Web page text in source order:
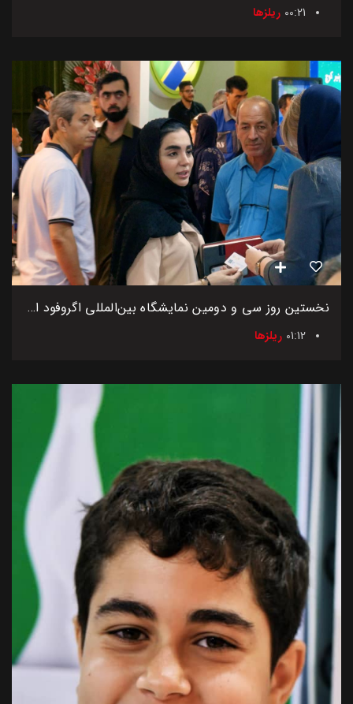
00:21 ریلزها
نخستین روز سی و دومین نمایشگاه بین‌المللی اگروفود ایران
01:12 ریلزها